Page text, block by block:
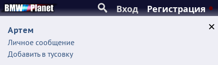
Вход Регистрация
Артем
Личное сообщение
Добавить в тусовку